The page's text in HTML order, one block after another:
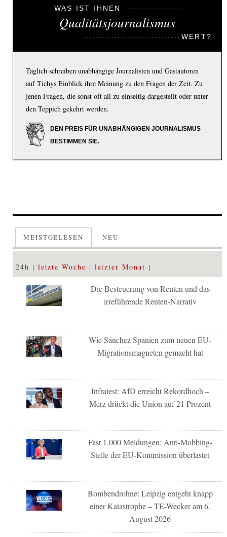
WAS IST IHNEN
Qualitätsjournalismus
WERT?
Täglich schreiben unabhängige Journalisten und Gastautoren
auf Tichys Einblick ihre Meinung zu den Fragen der Zeit. Zu
jenen Fragen, die sonst oft all zu einseitig dargestellt oder unter
den Teppich gekehrt werden.
DEN PREIS FÜR UNABHÄNGIGEN JOURNALISMUS
BESTIMMEN SIE.
MEISTGELESEN NEU
24h letzte Woche letzter Monat
Die Besteuerung von Renten und das
irreführende Renten-Narrativ
Wie Sánchez Spanien zum neuen EU-
Migrationsmagneten gemacht hat
Infratest: AfD erreicht Rekordhoch –
Merz drückt die Union auf 21 Prozent
Fast 1.000 Meldungen: Anti-Mobbing-
Stelle der EU-Kommission überlastet
Bombendrohne: Leipzig entgeht knapp
einer Katastrophe – TE-Wecker am 6.
August 2026